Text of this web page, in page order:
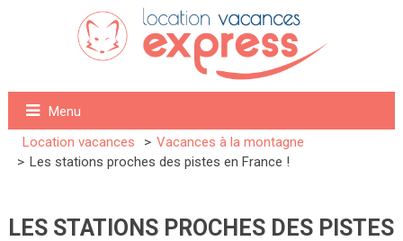
Menu
Location vacances
Vacances à la montagne
Les stations proches des pistes en France !
LES STATIONS PROCHES DES PISTES